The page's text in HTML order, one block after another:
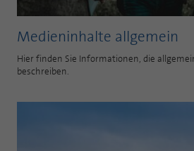
Medieninhalte allgemein
Hier finden Sie Informationen, die
beschreiben.